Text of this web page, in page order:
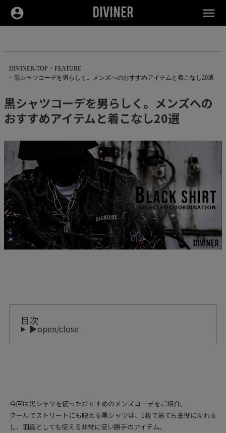
account_circle menu
DIVINER-TOP
FEATURE
黒シャツコーデを男らしく。メンズへのおすすめアイテムと着こなし20選
黒シャツコーデを男らしく。メンズへの
おすすめアイテムと着こなし20選
目次
▶open/close
今回は黒シャツを使ったおすすめのメンズコーデをご紹介。
クールでストリートにも映える黒シャツは、1枚で着ても主役になれる
し、羽織としても使える非常に使い勝手のアイテム。